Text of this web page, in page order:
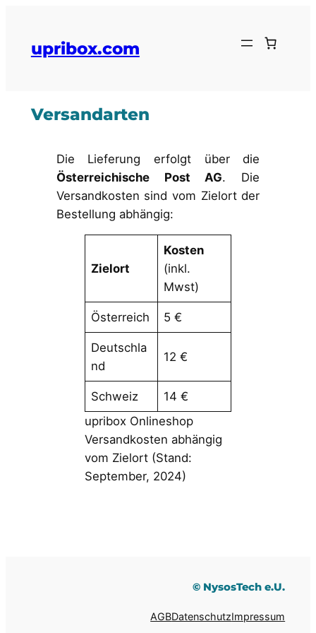
upribox.com
Versandarten
Die Lieferung erfolgt über die
Österreichische Post AG. Die
Versandkosten sind vom Zielort der
Bestellung abhängig:
Zielort
Kosten
(inkl.
Mwst)
Österreich 5 €
Deutschla
nd
12 €
Schweiz
14 €
upribox Onlineshop
Versandkosten abhängig
vom Zielort (Stand:
September, 2024)
© NysosTech e.U.
AGBDatenschutzImpressum